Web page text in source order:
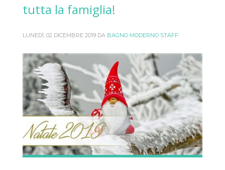
tutta la famiglia!
LUNEDÌ, 02 DICEMBRE 2019 DA BAGNO MODERNO STAFF